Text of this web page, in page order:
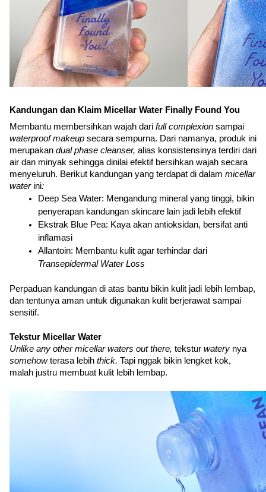
Kandungan dan Klaim Micellar Water Finally Found You
Membantu membersihkan wajah dari full complexion
waterproof makeup secara sempurna. Dari namanya, produk ini
merupakan dual phase cleanser, alias konsistensinya terdiri dari
air dan minyak sehingga dinilai efektif bersihkan wajah secara
menyeluruh. Berikut kandungan yang terdapat di dalam micellar
water ini:
Deep Sea Water: Mengandung mineral yang tinggi, bikin
penyerapan kandungan skincare lain jadi lebih efektif
Ekstrak Blue Pea: Kaya akan antioksidan, bersifat anti
inflamasi
Transepidermal Water Loss
Perpaduan kandungan di atas bantu bikin kulit jadi lebih lembap,
dan tentunya aman untuk digunakan kulit berjerawat sampai
sensitif.
Tekstur Micellar Water
Unlike any other micellar waters out there, tekstur watery
somehow terasa lebih thick. Tapi nggak bikin lengket kok,
malah justru membuat kulit lebih lembap.